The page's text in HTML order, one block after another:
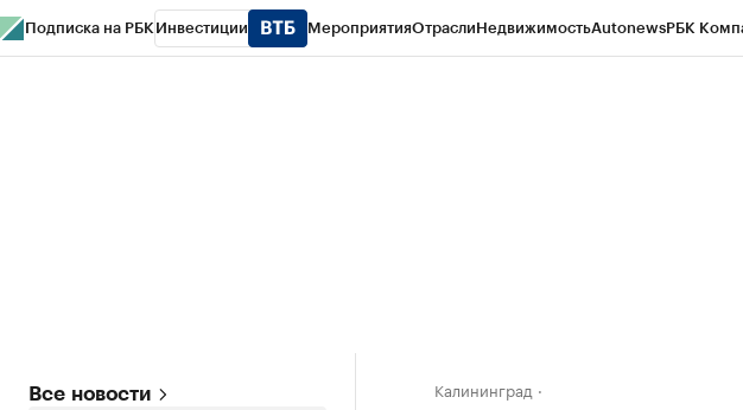
Подписка на РБК Инвестиции МероприятияОтраслиНедвижимостьAutonewsРБК
Все новости Калининград